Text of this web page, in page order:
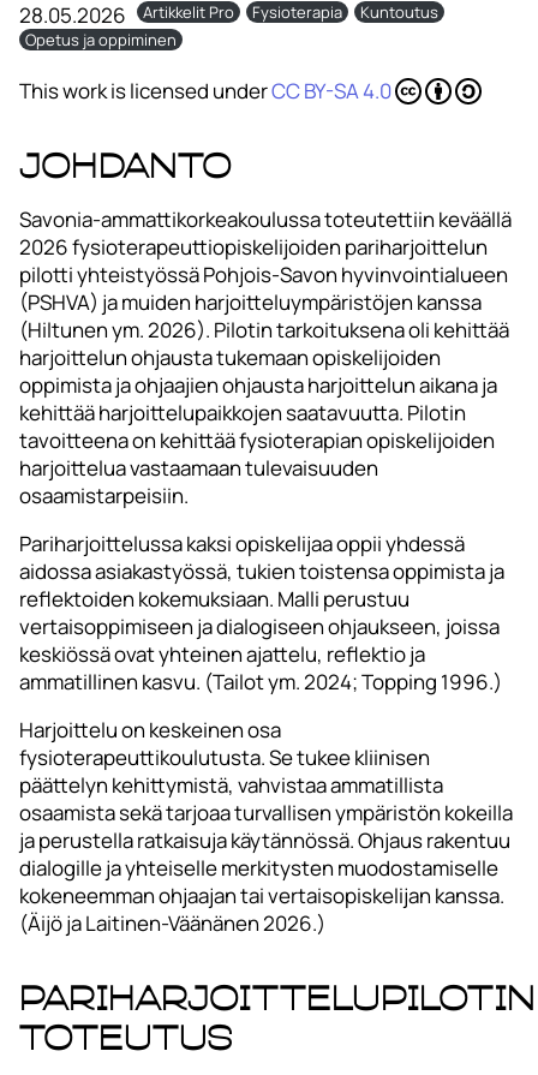
28.05.2026 Artikkelit Pro Fysioterapia
Kuntoutus
Opetus ja oppiminen
This work is licensed underCC BY-SA 4.0
Johdanto
Savonia-ammattikorkeakoulussa toteutettiin keväällä
2026 fysioterapeuttiopiskelijoiden pariharjoittelun
pilotti yhteistyössä Pohjois-Savon hyvinvointialueen
(PSHVA) ja muiden harjoitteluympäristöjen kanssa
(Hiltunen ym. 2026). Pilotin tarkoituksena oli kehittää
harjoittelun ohjausta tukemaan opiskelijoiden
oppimista ja ohjaajien ohjausta harjoittelun aikana ja
kehittää harjoittelupaikkojen saatavuutta. Pilotin
tavoitteena on kehittää fysioterapian opiskelijoiden
harjoittelua vastaamaan tulevaisuuden
osaamistarpeisiin.
Pariharjoittelussa kaksi opiskelijaa oppii yhdessä
aidossa asiakastyössä, tukien toistensa oppimista ja
reflektoiden kokemuksiaan. Malli perustuu
vertaisoppimiseen ja dialogiseen ohjaukseen, joissa
keskiössä ovat yhteinen ajattelu, reflektio ja
ammatillinen kasvu. (Tailot ym. 2024; Topping 1996.)
Harjoittelu on keskeinen osa
fysioterapeuttikoulutusta. Se tukee kliinisen
päättelyn kehittymistä, vahvistaa ammatillista
osaamista sekä tarjoaa turvallisen ympäristön kokeilla
ja perustella ratkaisuja käytännössä. Ohjaus rakentuu
dialogille ja yhteiselle merkitysten muodostamiselle
kokeneemman ohjaajan tai vertaisopiskelijan kanssa.
(Äijö ja Laitinen-Väänänen 2026.)
Pariharjoittelupilotin
toteutus